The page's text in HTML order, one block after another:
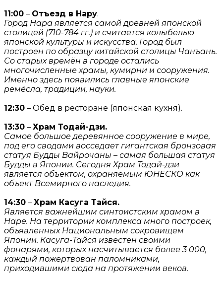
11:00 – Отъезд в Нару.
Город Нара является самой древней японской
столицей (710-784 гг.) и считается колыбелью
японской культуры и искусства. Город был
построен по образцу китайской столицы Чанъань.
Со старых времён в городе остались
многочисленные храмы, кумирни и сооружения.
Именно здесь появились главные японские
ремёсла, традиции, науки.
12:30 – Обед в ресторане (японская кухня).
13:30 – Храм Тодай-дзи.
Самое большое деревянное сооружение в мире,
под его сводами восседает гигантская бронзовая
статуя Будды Вайрочаны – самая большая статуя
Будды в Японии. Сегодня Храм Тодай-дзи
является объектом, охраняемым ЮНЕСКО как
объект Всемирного наследия.
14:30 – Храм Касуга Тайся.
Является важнейшим синтоистским храмом в
Наре. На территории комплекса много построек,
объявленных Национальным сокровищем
Японии. Касуга-Тайся известен своими
фонарями, которых насчитывается более 3 000,
каждый пожертвован паломниками,
приходившими сюда на протяжении веков.